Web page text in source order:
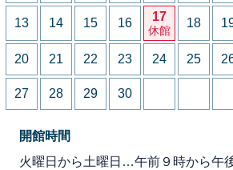
13 14 15 16 17
休館
18
20 21 22 23 24 25
27 28 29 30
開館時間
火曜日から土曜日…午前９時から午